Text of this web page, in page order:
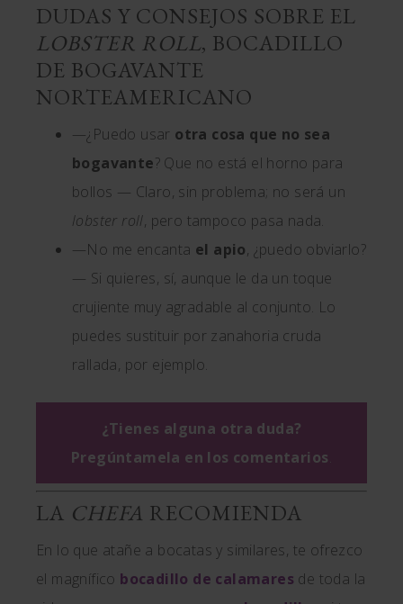
DUDAS Y CONSEJOS SOBRE EL
LOBSTER ROLL, BOCADILLO
DE BOGAVANTE
NORTEAMERICANO
—¿Puedo usar otra cosa que no sea
bogavante? Que no está el horno para
bollos — Claro, sin problema; no será un
lobster roll, pero tampoco pasa nada.
—No me encanta el apio, ¿puedo obviarlo?
— Si quieres, sí, aunque le da un toque
crujiente muy agradable al conjunto. Lo
puedes sustituir por zanahoria cruda
rallada, por ejemplo.
¿Tienes alguna otra duda?
Pregúntamela en los comentarios.
LA CHEFA RECOMIENDA
En lo que atañe a bocatas y similares, te ofrezco
el magnífico bocadillo de calamares de toda la